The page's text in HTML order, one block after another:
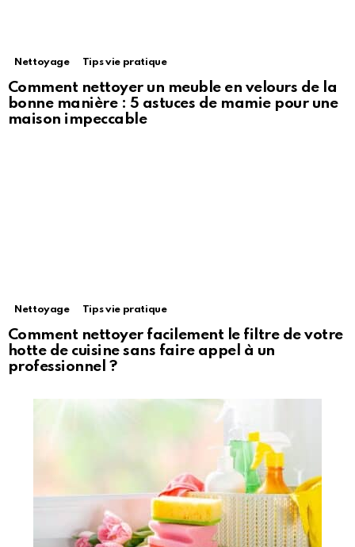
Nettoyage Tips vie pratique
Comment nettoyer un meuble en velours de la
bonne manière : 5 astuces de mamie pour une
maison impeccable
Nettoyage Tips vie pratique
Comment nettoyer facilement le filtre de votre
hotte de cuisine sans faire appel à un
professionnel ?